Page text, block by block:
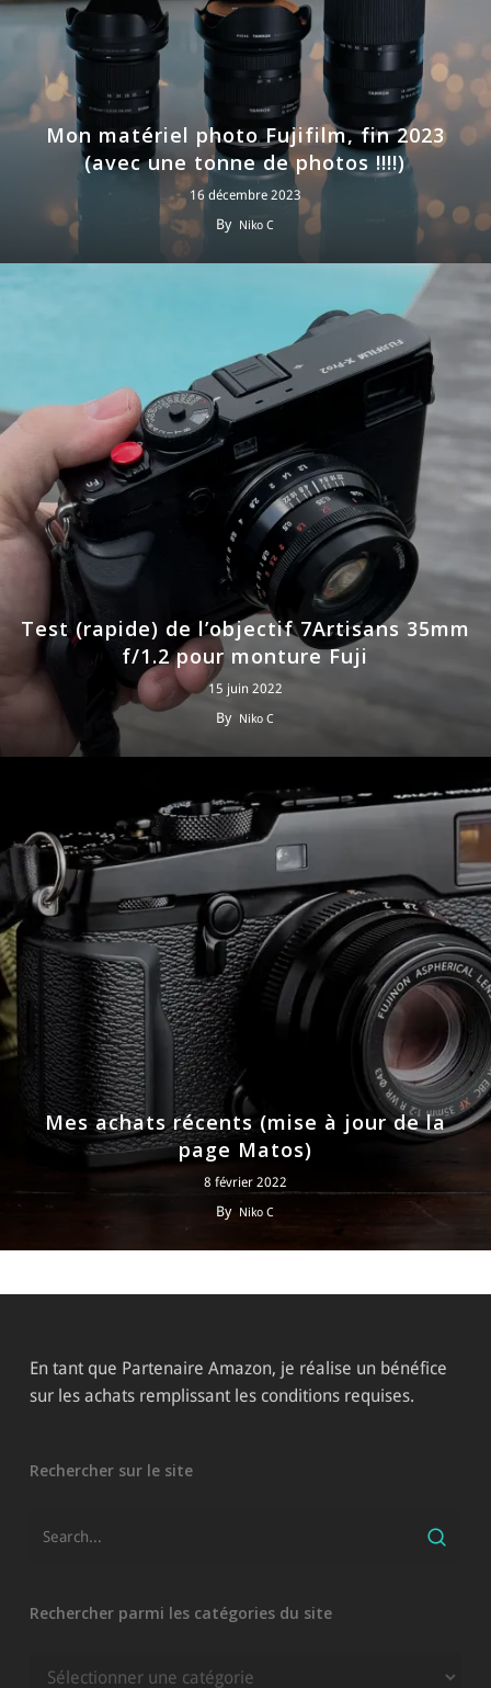
Mon matériel photo Fujifilm, fin 2023
(avec une tonne de photos !!!!)
16 décembre 2023
By Niko C
Test (rapide) de l’objectif 7Artisans 35mm
f/1.2 pour monture Fuji
15 juin 2022
By Niko C
Mes achats récents (mise à jour de la
page Matos)
8 février 2022
By Niko C
En tant que Partenaire Amazon, je réalise un bénéfice
sur les achats remplissant les conditions requises.
Rechercher sur le site
Rechercher parmi les catégories du site
Rechercher